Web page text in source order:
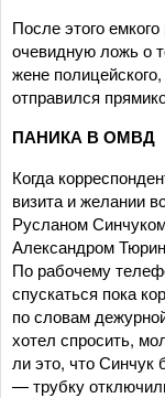
После этого
очевидную ложь о
жене
отправился
ПАНИКА В ОМВД
Когда
визита и желании
Русланом
Александром
По рабочему
спускаться пока
по словам
хотел спросить,
ли это, что Синчук
— трубку